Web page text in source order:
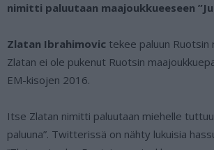
nimitti paluutaan maajoukkueeseen
Zlatan Ibrahimovic tekee paluun Ruotsin
Zlatan ei ole pukenut Ruotsin
EM-kisojen 2016.
Itse Zlatan nimitti paluutaan miehelle
paluuna”. Twitterissä on nähty lukuisia